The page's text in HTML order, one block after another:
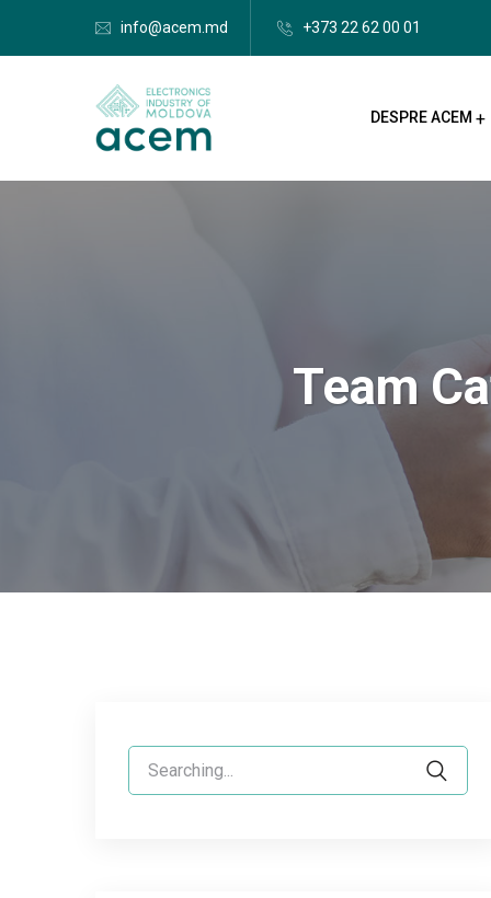
info@acem.md +373 22 62 00 01
DESPRE ACEM
Team
Search
for: